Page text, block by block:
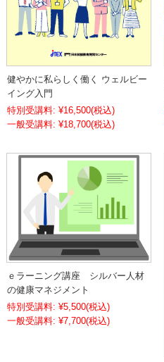
健やかに私らしく働く ウェルビー
イング入門
特別受講料: ¥16,500(税込)
¥18,700(税込)
ｅラーニング講座 シルバー人材
の健康マネジメント
特別受講料: ¥5,500(税込)
¥7,700(税込)